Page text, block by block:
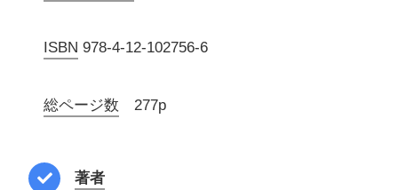
ISBN 978-4-12-102756-6
総ページ数 277p
著者